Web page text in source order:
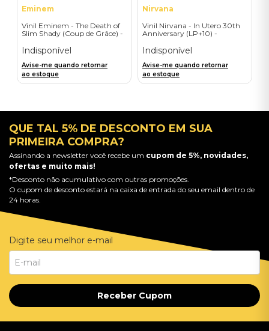
Eminem
Vinil Eminem - The Death of
Slim Shady (Coup de Grâce) -
Indisponível
Avise-me quando retornar
ao estoque
Nirvana
Vinil Nirvana - In Utero 30th
Anniversary (LP+10) -
Indisponível
Avise-me quando retornar
ao estoque
QUE TAL 5% DE DESCONTO EM SUA
PRIMEIRA COMPRA?
Assinando a newsletter você recebe um cupom de 5%, novidades,
ofertas e muito mais!
*Desconto não acumulativo com outras promoções.
O cupom de desconto estará na caixa de entrada do seu email dentro de
24 horas.
Digite seu melhor e-mail
Receber Cupom